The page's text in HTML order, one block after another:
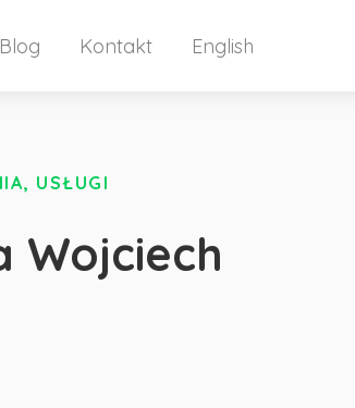
Blog Kontakt English
USŁUGI
Wojciech